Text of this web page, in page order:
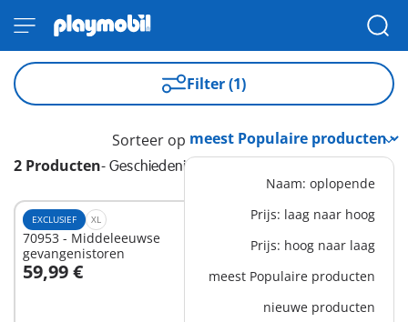
Filter (1)
2 Producten- Geschiedenis
Sorteer op
Naam: oplopende
Prijs: laag naar hoog
Prijs: hoog naar laag
meest Populaire producten
nieuwe producten
EXCLUSIEF XL
70953 - Middeleeuwse
gevangenistoren
59,99 €
In winkelwagen
EXCLUSIEF XS
6590 - 3 gladiatoren
8,99 €
In winkelwagen